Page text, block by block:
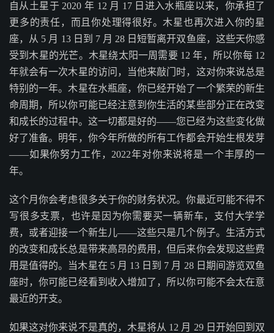
自从土星于 2020 年 12 月 17 日进入水瓶座以来，你承担了
更多的责任，而且你处理得很好。木星也再次进入你的星
座，从 5 月 13 日到 7 月 28 日短暂离开双鱼座，这些天你感
受到木星的光芒。木星绕太阳一周需要 12 年，所以你每 12
年就会有一次木星的访问，当他来敲门时，这对你来说总是
特别的一年。木星在水瓶座，你已经开始了一个繁荣的新生
命周期，所以你可能已经注意到你生活的某些部分正在改变
和成长的过程中。这一切都是好的——您已经为这些变化做
好了准备。明年，你今年所做的所有工作都会开始生根发芽
——如果你努力工作，2022年对你来说将是一个丰厚的一
年。
这个月你会考虑很多关于你的财务状况。你最近可能不得不
写很多支票，也许是因为你需要买一辆新车，支付大学学
费，或者迎接一个新生儿——这些只是几个例子。生活方式
的改变和成长总是带来高昂的费用，但后来你会发现这些费
用是值得的。当木星在 5 月 13 日到 7 月 28 日期间游览双鱼
座时，你可能已经看到收入增加了，所以你可能不会太在意
最近的开支。
如果这对你来说不是真的，木星将从 12 月 29 日开始回到双